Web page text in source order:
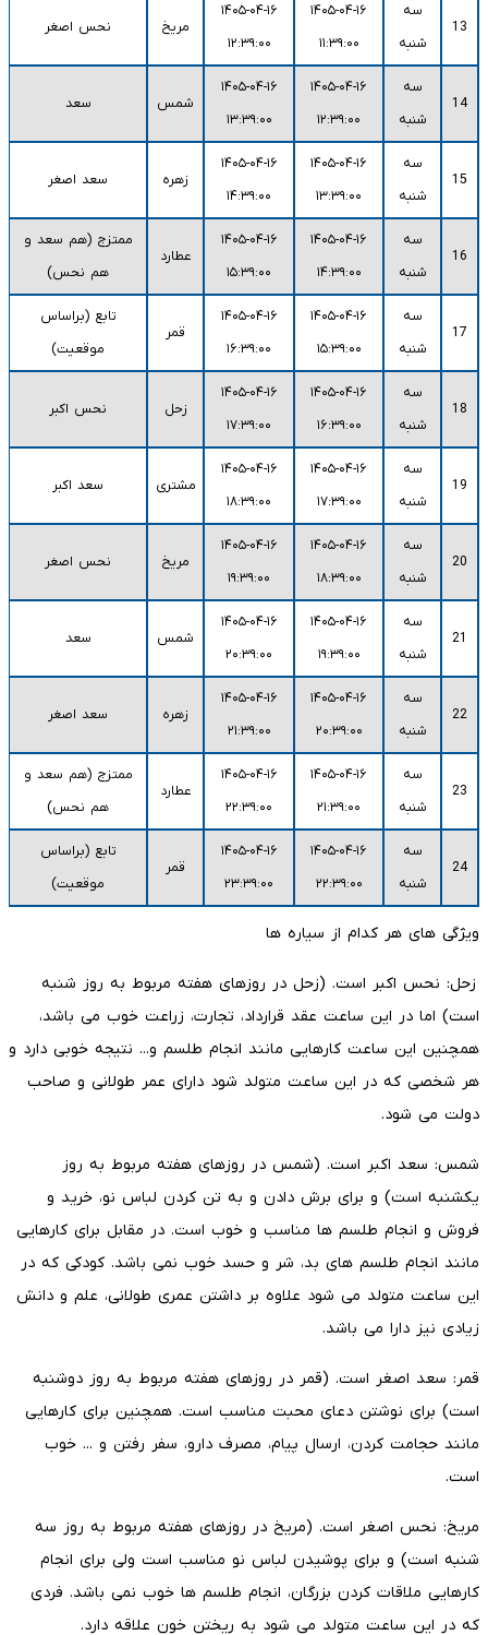
13
سه
شنبه
۱۴۰۵-۰۴-۱۶
۱۱:۳۹:۰۰
۱۴۰۵-۰۴-۱۶
۱۲:۳۹:۰۰
مریخ نحس اصغر
14
سه
شنبه
۱۴۰۵-۰۴-۱۶
۱۲:۳۹:۰۰
۱۴۰۵-۰۴-۱۶
۱۳:۳۹:۰۰
شمس سعد
15
سه
شنبه
۱۴۰۵-۰۴-۱۶
۱۳:۳۹:۰۰
۱۴۰۵-۰۴-۱۶
۱۴:۳۹:۰۰
زهره سعد اصغر
16
سه
شنبه
۱۴۰۵-۰۴-۱۶
۱۴:۳۹:۰۰
۱۴۰۵-۰۴-۱۶
۱۵:۳۹:۰۰
عطارد
ممتزج (هم سعد و
هم نحس)
17
سه
شنبه
۱۴۰۵-۰۴-۱۶
۱۵:۳۹:۰۰
۱۴۰۵-۰۴-۱۶
۱۶:۳۹:۰۰
قمر
تابع (براساس
موقعیت)
18
سه
شنبه
۱۴۰۵-۰۴-۱۶
۱۶:۳۹:۰۰
۱۴۰۵-۰۴-۱۶
۱۷:۳۹:۰۰
زحل نحس اکبر
19
سه
شنبه
۱۴۰۵-۰۴-۱۶
۱۷:۳۹:۰۰
۱۴۰۵-۰۴-۱۶
۱۸:۳۹:۰۰
مشتری سعد اکبر
20
سه
شنبه
۱۴۰۵-۰۴-۱۶
۱۸:۳۹:۰۰
۱۴۰۵-۰۴-۱۶
۱۹:۳۹:۰۰
مریخ نحس اصغر
21
سه
شنبه
۱۴۰۵-۰۴-۱۶
۱۹:۳۹:۰۰
۱۴۰۵-۰۴-۱۶
۲۰:۳۹:۰۰
شمس سعد
22
سه
شنبه
۱۴۰۵-۰۴-۱۶
۲۰:۳۹:۰۰
۱۴۰۵-۰۴-۱۶
۲۱:۳۹:۰۰
زهره سعد اصغر
23
سه
شنبه
۱۴۰۵-۰۴-۱۶
۲۱:۳۹:۰۰
۱۴۰۵-۰۴-۱۶
۲۲:۳۹:۰۰
عطارد
ممتزج (هم سعد و
هم نحس)
24
سه
شنبه
۱۴۰۵-۰۴-۱۶
۲۲:۳۹:۰۰
۱۴۰۵-۰۴-۱۶
۲۳:۳۹:۰۰
قمر
تابع (براساس
موقعیت)
ویژگی های هر کدام از سیاره ها
زحل: نحس اکبر است. (زحل در روز‌های هفته مربوط به روز شنبه
است) اما در این ساعت عقد قرارداد، تجارت، زراعت خوب می باشد،
همچنین این ساعت کارهایی مانند انجام طلسم و... نتیجه خوبی دارد و
هر شخصی که در این ساعت متولد شود دارای عمر طولانی و صاحب
دولت می شود.
شمس: سعد اکبر است. (شمس در روز‌های هفته مربوط به روز
یکشنبه است) و برای برش دادن و به تن کردن لباس نو، خرید و
فروش و انجام طلسم ها مناسب و خوب است. در مقابل برای کارهایی
مانند انجام طلسم های بد، شر و حسد خوب نمی باشد. کودکی که در
این ساعت متولد می شود علاوه بر داشتن عمری طولانی، علم و دانش
زیادی نیز دارا می باشد.
قمر: سعد اصغر است. (قمر در روز‌های هفته مربوط به روز دوشنبه
است) برای نوشتن دعای محبت مناسب است. همچنین برای کارهایی
مانند حجامت کردن، ارسال پیام، مصرف دارو، سفر رفتن و ... خوب
است.
مریخ: نحس اصغر است. (مریخ در روز‌های هفته مربوط به روز سه
شنبه است) و برای پوشیدن لباس نو مناسب است ولی برای انجام
کارهایی ملاقات کردن بزرگان، انجام طلسم ها خوب نمی باشد. فردی
که در این ساعت متولد می شود به ریختن خون علاقه دارد.